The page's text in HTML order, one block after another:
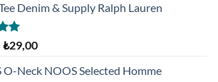
Denim & Supply Ralph Lauren
Orijinal
₺29,00.
₺29,00Şu
fiyat:
O-Neck NOOS Selected Homme